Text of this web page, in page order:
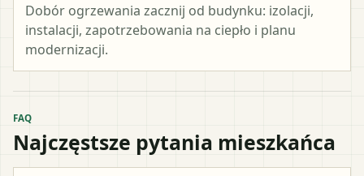
Dobór ogrzewania zacznij od budynku: izolacji,
instalacji, zapotrzebowania na ciepło i planu
modernizacji.
FAQ
Najczęstsze pytania mieszkańca